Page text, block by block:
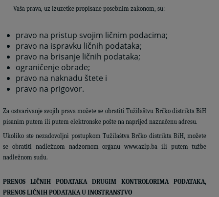
Vaša prava, uz izuzetke propisane posebnim zakonom, su:
pravo na pristup svojim ličnim podacima;
pravo na ispravku ličnih podataka;
pravo na brisanje ličnih podataka;
ograničenje obrade;
pravo na naknadu štete i
pravo na prigovor.
Za ostvarivanje svojih prava možete se obratiti Tužilaštvu Brčko distrikta BiH
pisanim putem ili putem elektronske pošte na naprijed naznačenu adresu.
Ukoliko ste nezadovoljni postupkom Tužilaštva Brčko distrikta BiH, možete
se obratiti nadležnom nadzornom organu www.azlp.ba ili putem tužbe
nadležnom sudu.
PRENOS LIČNIH PODATAKA DRUGIM KONTROLORIMA PODATAKA,
PRENOS LIČNIH PODATAKA U INOSTRANSTVO